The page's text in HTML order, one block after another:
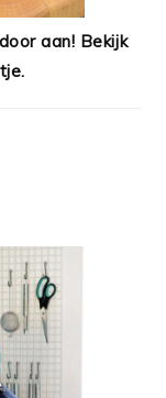
aan! Bekijk